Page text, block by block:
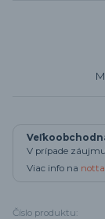
V prípade
Viac info na
Číslo produktu: